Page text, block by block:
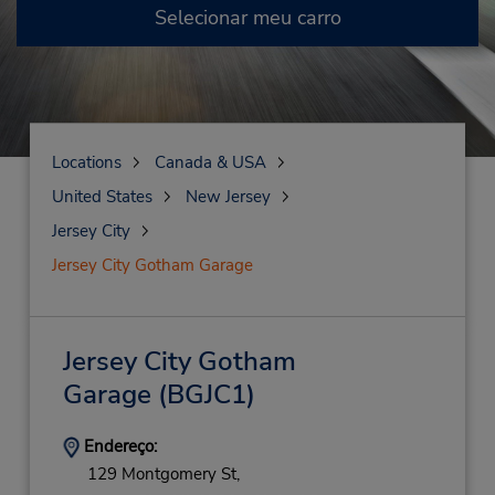
Selecionar meu carro
Locations
Canada & USA
United States
New Jersey
Jersey City
Jersey City Gotham Garage
Jersey City Gotham
Garage (BGJC1)
Endereço:
129 Montgomery St,